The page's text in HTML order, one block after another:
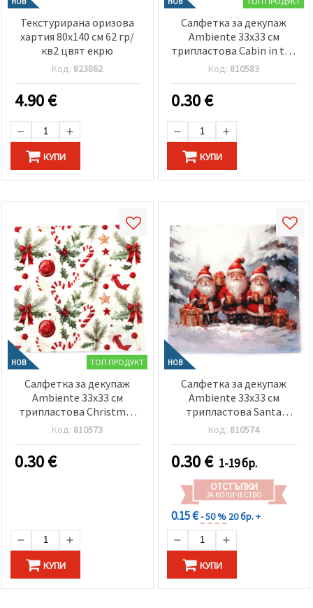
Текстурирана оризова
хартия 80x140 см 62 гр/
кв2 цвят екрю
Код: 823862
4.90€
КУПИ
Салфетка за декупаж
Ambiente 33x33 см
трипластова Cabin in the
woods -1 брой
Код: 810583
0.30€
КУПИ
НОВ ТОП ПРОДУКТ
Салфетка за декупаж
Ambiente 33x33 см
трипластова Christmas
elements-1 брой
Код: 810573
0.30€
КУПИ
НОВ
Салфетка за декупаж
Ambiente 33x33 см
трипластова Santa
triplets -1 брой
Код: 810574
0.30€ 1-19 бр.
ОТСТЪПКИ
ЗА КОЛИЧЕСТВО
0.15 €- 50 % 20 бр. +
КУПИ